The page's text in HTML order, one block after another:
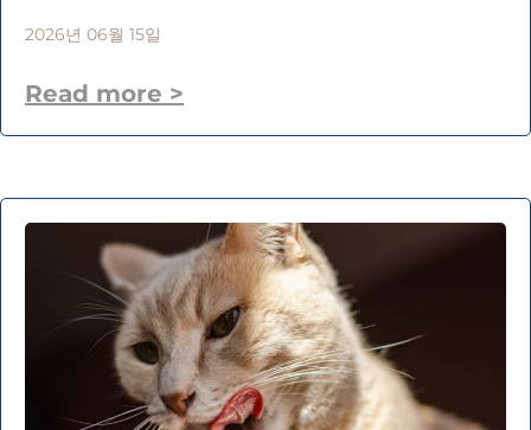
2026년 06월 15일
Read more >